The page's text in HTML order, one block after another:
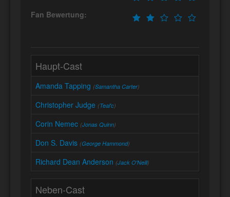
Fan Bewertung:
Haupt-Cast
Amanda Tapping (Samantha Carter)
Christopher Judge (Teal'c)
Corin Nemec (Jonas Quinn)
Don S. Davis (George Hammond)
Richard Dean Anderson (Jack O'Neill)
Neben-Cast